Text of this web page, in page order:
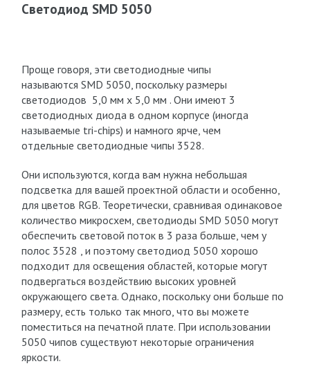
Светодиод SMD 5050
Проще говоря, эти светодиодные чипы
называются SMD 5050, поскольку размеры
светодиодов 5,0 мм х 5,0 мм . Они имеют 3
светодиодных диода в одном корпусе (иногда
называемые tri-chips) и намного ярче, чем
отдельные светодиодные чипы 3528.
Они используются, когда вам нужна небольшая
подсветка для вашей проектной области и особенно,
для цветов RGB. Теоретически, сравнивая одинаковое
количество микросхем, светодиоды SMD 5050 могут
обеспечить световой поток в 3 раза больше, чем у
полос 3528 , и поэтому светодиод 5050 хорошо
подходит для освещения областей, которые могут
подвергаться воздействию высоких уровней
окружающего света. Однако, поскольку они больше по
размеру, есть только так много, что вы можете
поместиться на печатной плате. При использовании
5050 чипов существуют некоторые ограничения
яркости.